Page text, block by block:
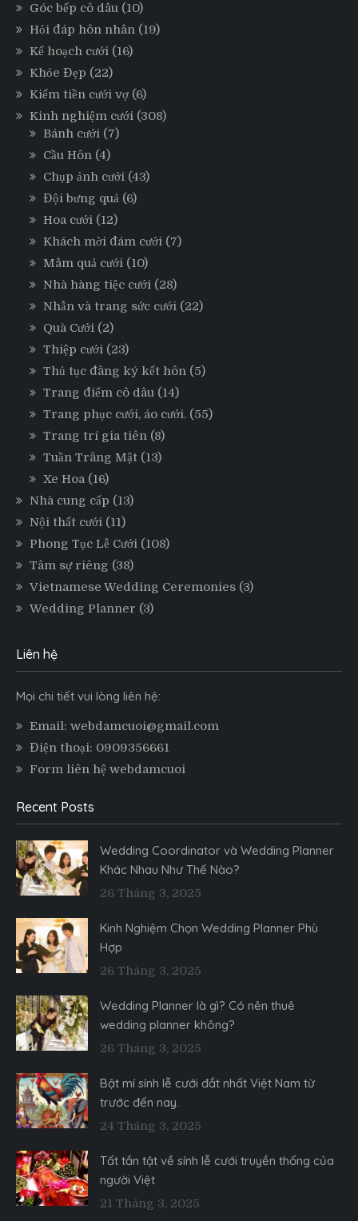
Góc bếp cô dâu (10)
Hỏi đáp hôn nhân (19)
Kế hoạch cưới (16)
Khỏe Đẹp (22)
Kiếm tiền cưới vợ (6)
Kinh nghiệm cưới (308)
Bánh cưới (7)
Cầu Hôn (4)
Chụp ảnh cưới (43)
Đội bưng quả (6)
Hoa cưới (12)
Khách mời đám cưới (7)
Mâm quả cưới (10)
Nhà hàng tiệc cưới (28)
Nhẫn và trang sức cưới (22)
Quà Cưới (2)
Thiệp cưới (23)
Thủ tục đăng ký kết hôn (5)
Trang điểm cô dâu (14)
Trang phục cưới, áo cưới. (55)
Trang trí gia tiên (8)
Tuần Trăng Mật (13)
Xe Hoa (16)
Nhà cung cấp (13)
Nội thất cưới (11)
Phong Tục Lễ Cưới (108)
Tâm sự riêng (38)
Vietnamese Wedding Ceremonies (3)
Wedding Planner (3)
Liên hệ
Mọi chi tiết vui lòng liên hệ:
Email: webdamcuoi@gmail.com
Điện thoại: 0909356661
Form liên hệ webdamcuoi
Recent Posts
Wedding Coordinator và Wedding Planner
Khác Nhau Như Thế Nào?
26 Tháng 3, 2025
Kinh Nghiệm Chọn Wedding Planner Phù
Hợp
26 Tháng 3, 2025
Wedding Planner là gì? Có nên thuê
wedding planner không?
26 Tháng 3, 2025
Bật mí sính lễ cưới đắt nhất Việt Nam từ
trước đến nay.
24 Tháng 3, 2025
Tất tần tật về sính lễ cưới truyền thống của
người Việt
21 Tháng 3, 2025